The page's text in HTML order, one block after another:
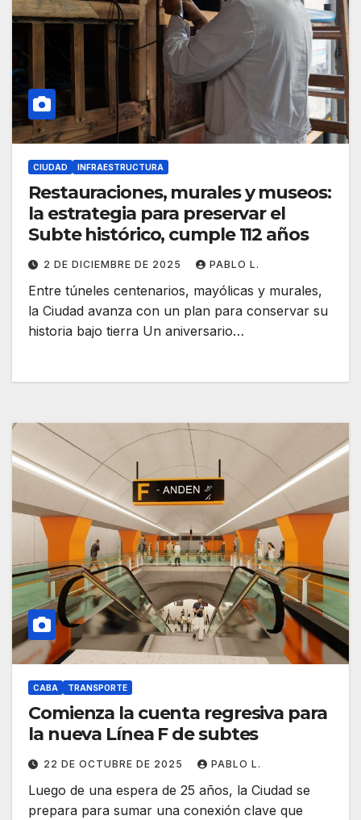
CIUDAD INFRAESTRUCTURA
Restauraciones, murales y museos:
la estrategia para preservar el
Subte histórico, cumple 112 años
2 DE DICIEMBRE DE 2025 PABLO L.
Entre túneles centenarios, mayólicas y murales,
la Ciudad avanza con un plan para conservar su
historia bajo tierra Un aniversario…
CABA TRANSPORTE
Comienza la cuenta regresiva para
la nueva Línea F de subtes
22 DE OCTUBRE DE 2025 PABLO L.
Luego de una espera de 25 años, la Ciudad se
prepara para sumar una conexión clave que